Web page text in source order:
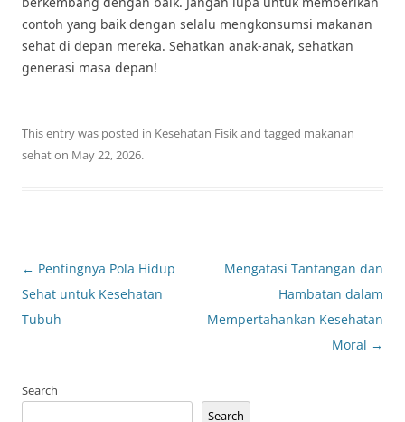
contoh yang baik dengan selalu mengkonsumsi makanan
sehat di depan mereka. Sehatkan anak-anak, sehatkan
generasi masa depan!
This entry was posted in Kesehatan Fisikand tagged makanan
sehaton May 22, 2026.
Post
navigation
← Pentingnya Pola Hidup
Sehat untuk Kesehatan
Tubuh
Mengatasi Tantangan dan
Hambatan dalam
Mempertahankan Kesehatan
Moral →
Search
Search